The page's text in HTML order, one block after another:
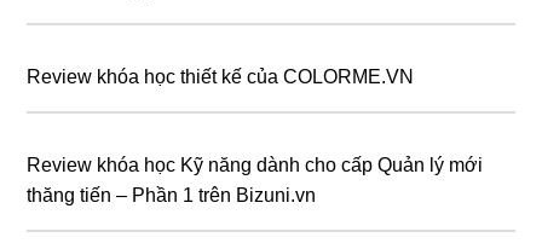
Review khóa học thiết kế của COLORME.VN
Review khóa học Kỹ năng dành cho cấp Quản lý mới
thăng tiến – Phần 1 trên Bizuni.vn